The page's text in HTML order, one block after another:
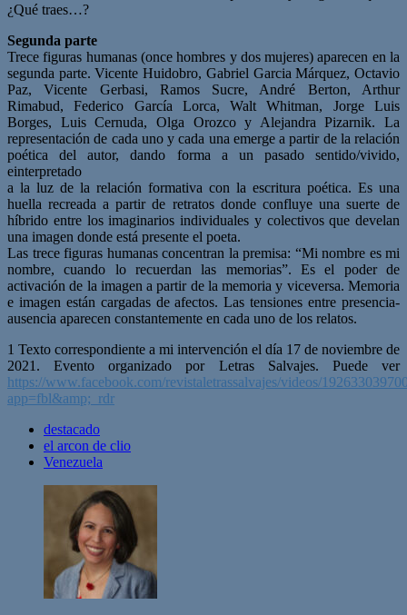
¿Qué traes…?
Segunda parte
Trece figuras humanas (once hombres y dos mujeres) aparecen en la
segunda parte. Vicente Huidobro, Gabriel Garcia Márquez, Octavio
Paz, Vicente Gerbasi, Ramos Sucre, André Berton, Arthur
Rimabud, Federico García Lorca, Walt Whitman, Jorge Luis
Borges, Luis Cernuda, Olga Orozco y Alejandra Pizarnik. La
representación de cada uno y cada una emerge a partir de la relación
poética del autor, dando forma a un pasado sentido/vivido,
einterpretado
a la luz de la relación formativa con la escritura poética. Es una
huella recreada a partir de retratos donde confluye una suerte de
híbrido entre los imaginarios individuales y colectivos que develan
una imagen donde está presente el poeta.
Las trece figuras humanas concentran la premisa: “Mi nombre es mi
nombre, cuando lo recuerdan las memorias”. Es el poder de
activación de la imagen a partir de la memoria y viceversa. Memoria
e imagen están cargadas de afectos. Las tensiones entre presencia-
ausencia aparecen constantemente en cada uno de los relatos.
1 Texto correspondiente a mi intervención el día 17 de noviembre de
2021. Evento organizado por Letras Salvajes. Puede ver
https://www.facebook.com/revistaletrassalvajes/videos/
app=fbl&amp;_rdr
destacado
el arcon de clio
Venezuela